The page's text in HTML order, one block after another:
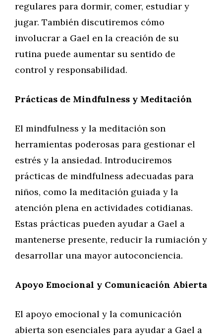
regulares para dormir, comer, estudiar y
jugar. También discutiremos cómo
involucrar a Gael en la creación de su
rutina puede aumentar su sentido de
control y responsabilidad.
Prácticas de Mindfulness y Meditación
El mindfulness y la meditación son
herramientas poderosas para gestionar el
estrés y la ansiedad. Introduciremos
prácticas de mindfulness adecuadas para
niños, como la meditación guiada y la
atención plena en actividades cotidianas.
Estas prácticas pueden ayudar a Gael a
mantenerse presente, reducir la rumiación y
desarrollar una mayor autoconciencia.
Apoyo Emocional y Comunicación Abierta
El apoyo emocional y la comunicación
abierta son esenciales para ayudar a Gael a